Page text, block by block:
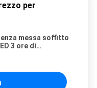
per
messa soffitto
3 ore di